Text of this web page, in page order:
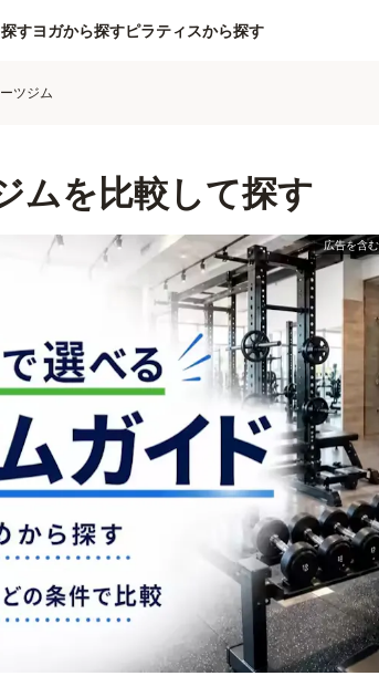
すヨガから探すピラティスから探す
ツジム
ムを比較して探す